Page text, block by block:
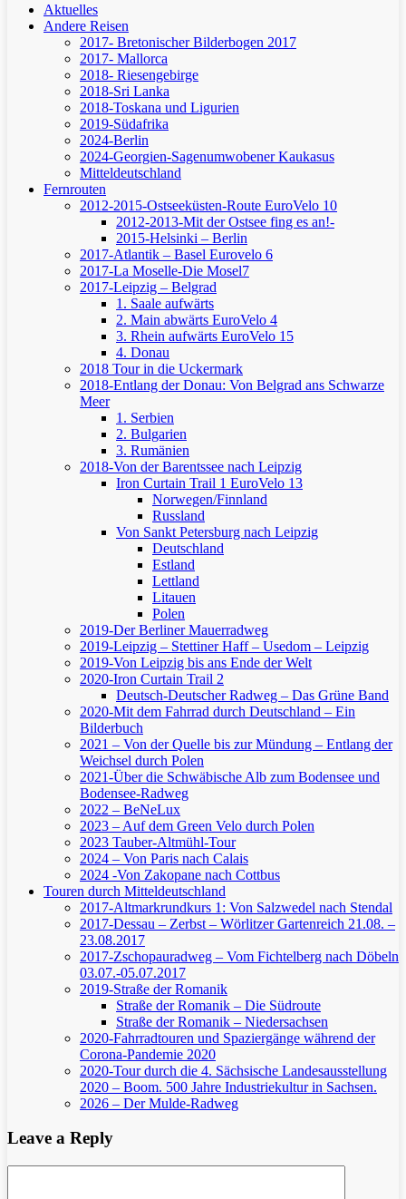
Aktuelles
Andere Reisen
2017- Bretonischer Bilderbogen 2017
2017- Mallorca
2018- Riesengebirge
2018-Sri Lanka
2018-Toskana und Ligurien
2019-Südafrika
2024-Berlin
2024-Georgien-Sagenumwobener Kaukasus
Mitteldeutschland
Fernrouten
2012-2015-Ostseeküsten-Route EuroVelo 10
2012-2013-Mit der Ostsee fing es an!-
2015-Helsinki – Berlin
2017-Atlantik – Basel Eurovelo 6
2017-La Moselle-Die Mosel7
2017-Leipzig – Belgrad
1. Saale aufwärts
2. Main abwärts EuroVelo 4
3. Rhein aufwärts EuroVelo 15
4. Donau
2018 Tour in die Uckermark
2018-Entlang der Donau: Von Belgrad ans Schwarze
Meer
1. Serbien
2. Bulgarien
3. Rumänien
2018-Von der Barentssee nach Leipzig
Iron Curtain Trail 1 EuroVelo 13
Norwegen/Finnland
Russland
Von Sankt Petersburg nach Leipzig
Deutschland
Estland
Lettland
Litauen
Polen
2019-Der Berliner Mauerradweg
2019-Leipzig – Stettiner Haff – Usedom – Leipzig
2019-Von Leipzig bis ans Ende der Welt
2020-Iron Curtain Trail 2
Deutsch-Deutscher Radweg – Das Grüne Band
2020-Mit dem Fahrrad durch Deutschland – Ein
Bilderbuch
2021 – Von der Quelle bis zur Mündung – Entlang der
Weichsel durch Polen
2021-Über die Schwäbische Alb zum Bodensee und
Bodensee-Radweg
2022 – BeNeLux
2023 – Auf dem Green Velo durch Polen
2023 Tauber-Altmühl-Tour
2024 – Von Paris nach Calais
2024 -Von Zakopane nach Cottbus
Touren durch Mitteldeutschland
2017-Altmarkrundkurs 1: Von Salzwedel nach Stendal
2017-Dessau – Zerbst – Wörlitzer Gartenreich 21.08. –
23.08.2017
2017-Zschopauradweg – Vom Fichtelberg nach Döbeln
03.07.-05.07.2017
2019-Straße der Romanik
Straße der Romanik – Die Südroute
Straße der Romanik – Niedersachsen
2020-Fahrradtouren und Spaziergänge während der
Corona-Pandemie 2020
2020-Tour durch die 4. Sächsische Landesausstellung
2020 – Boom. 500 Jahre Industriekultur in Sachsen.
2026 – Der Mulde-Radweg
Leave a Reply